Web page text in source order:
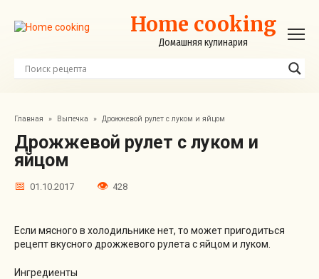
контенту
Home cooking
Домашняя кулинария
Главная » Выпечка » Дрожжевой рулет с луком и яйцом
Дрожжевой рулет с луком и
яйцом
01.10.2017 428
Если мясного в холодильнике нет, то может пригодиться
рецепт вкусного дрожжевого рулета с яйцом и луком.
Ингредиенты